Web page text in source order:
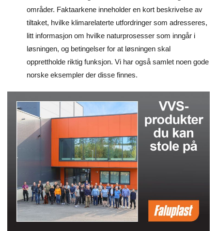
områder. Faktaarkene inneholder en kort beskrivelse av
tiltaket, hvilke klimarelaterte utfordringer som adresseres,
litt informasjon om hvilke naturprosesser som inngår i
løsningen, og betingelser for at løsningen skal
opprettholde riktig funksjon. Vi har også samlet noen gode
norske eksempler der disse finnes.